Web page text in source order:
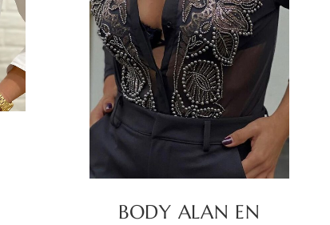
BODY ALAN EN